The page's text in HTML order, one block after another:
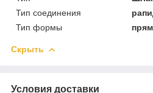
Тип соединения
Тип формы
Скрыть
Условия доставки